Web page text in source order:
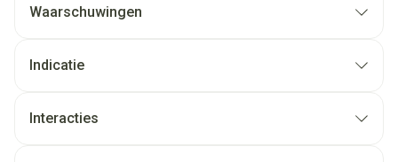
Waarschuwingen
Indicatie
Interacties